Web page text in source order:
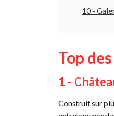
10 -
Top
1 -
Construit sur